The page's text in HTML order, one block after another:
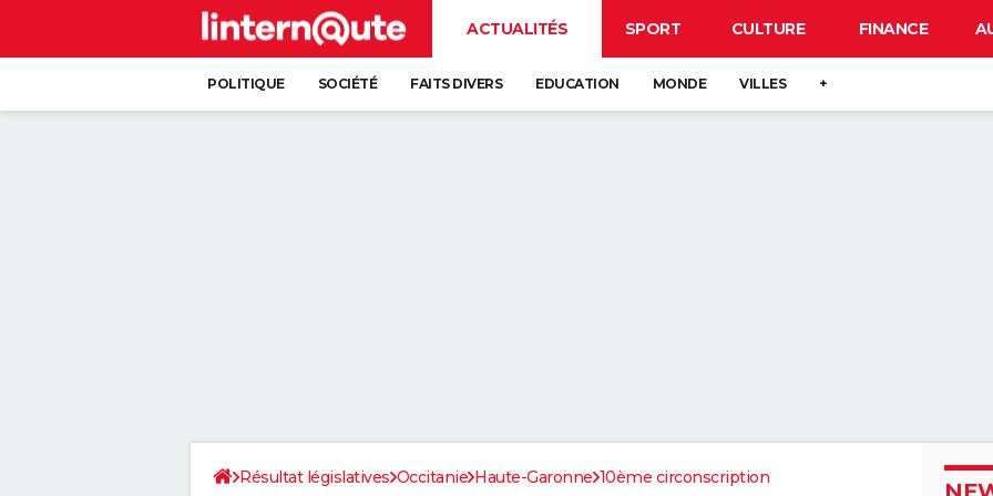
ACTUALITÉS SPORT CULTURE FINANCE
POLITIQUE SOCIÉTÉ FAITS DIVERS EDUCATION MONDE VILLES +
Résultat législatives Occitanie Haute-Garonne 10ème circonscription